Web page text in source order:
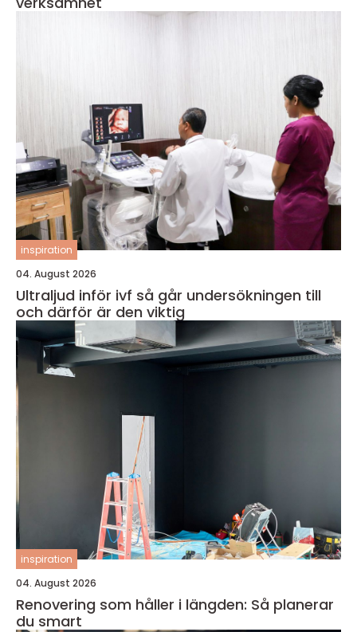
inspiration
04. August 2026
Ultraljud inför ivf så går undersökningen till
och därför är den viktig
inspiration
04. August 2026
Renovering som håller i längden: Så planerar
du smart